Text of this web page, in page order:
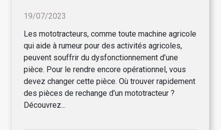
19/07/2023
Les mototracteurs, comme toute machine agricole
qui aide à rumeur pour des activités agricoles,
peuvent souffrir du dysfonctionnement d’une
pièce. Pour le rendre encore opérationnel, vous
devez changer cette pièce. Où trouver rapidement
des pièces de rechange d’un mototracteur ?
Découvrez...